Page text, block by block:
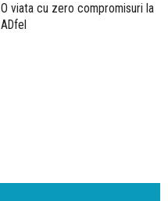
O viata cu zero compromisuri la
ADfel